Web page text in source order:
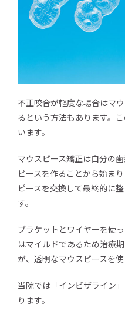
不正咬合が軽度な場合はマ
るという方法もあります。
います。
マウスピース矯正は自分の
ピースを作ることから始ま
ピースを交換して最終的に
す。
ブラケットとワイヤーを使
はマイルドであるため治療
が、透明なマウスピースを
当院では「インビザライン
ります。